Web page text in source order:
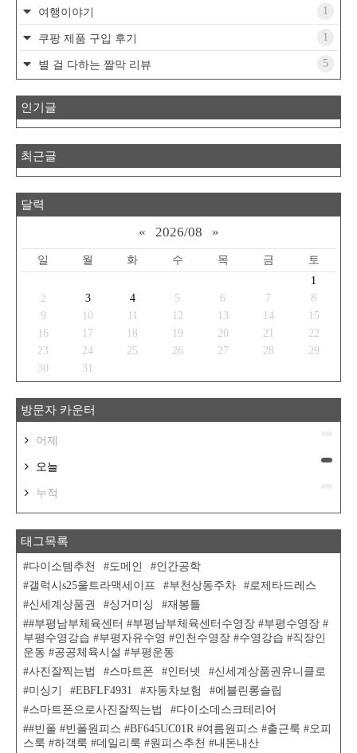
여행이야기 1
쿠팡 제품 구입 후기 1
별 걸 다하는 짤막 리뷰 5
인기글
최근글
달력
« 2026/08 »
일 월 화 수 목 금
토
1
2
3 4 5 6 7
8
9
10 11 12 13 14
15
16
17 18 19 20 21
22
23
24 25 26 27 28
29
30
31
방문자 카운터
어제
오늘
누적
태그목록
다이소템추천 도메인
인간공학
갤럭시s25울트라맥세이프
부천상동주차
로제타드레스
신세계상품권
싱거미싱
재봉틀
#부평남부체육센터 #부평남부체육센터수영장 #부평수영장 #
부평수영강습 #부평자유수영 #인천수영장 #수영강습 #직장인
운동 #공공체육시설 #부평운동
사진잘찍는법
스마트폰 인터넷
신세계상품권유니클로
미싱기
EBFLF4931 자동차보험
에블린롱슬립
스마트폰으로사진잘찍는법
다이소데스크테리어
#빈폴 #빈폴원피스 #BF645UC01R #여름원피스 #출근룩 #오피
스룩 #하객룩 #데일리룩 #원피스추천 #내돈내산